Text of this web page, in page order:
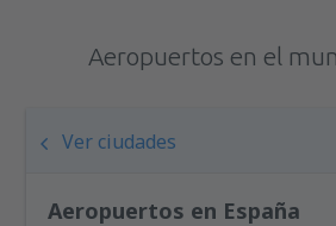
Aeropuertos en el
Ver ciudades
Aeropuertos en España